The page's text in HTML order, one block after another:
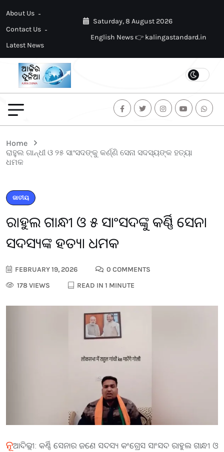
About Us
Contact Us
Latest News
Saturday, 8 August 2026
English News 👉 kalingastandard.in
Home
ରାହୁଲ ଗାନ୍ଧୀ ଓ ୨୫ ସାଂସଦଙ୍କୁ କର୍ଣ୍ଣି ସେନା ସଦସ୍ୟଙ୍କ ହତ୍ୟା
ଧମକ
ଜାତୀୟ
ରାହୁଲ ଗାନ୍ଧୀ ଓ ୨୫ ସାଂସଦଙ୍କୁ କର୍ଣ୍ଣି ସେନା
ସଦସ୍ୟଙ୍କ ହତ୍ୟା ଧମକ
FEBRUARY 19, 2026
0 COMMENTS
178 VIEWS
READ IN 1 MINUTE
ନୂଆଦିଲ୍ଲୀ: କର୍ଣ୍ଣି ସେନାର ଜଣେ ସଦସ୍ୟ କଂଗ୍ରେସ ସାଂସଦ ରାହୁଲ ଗାନ୍ଧୀ ଓ